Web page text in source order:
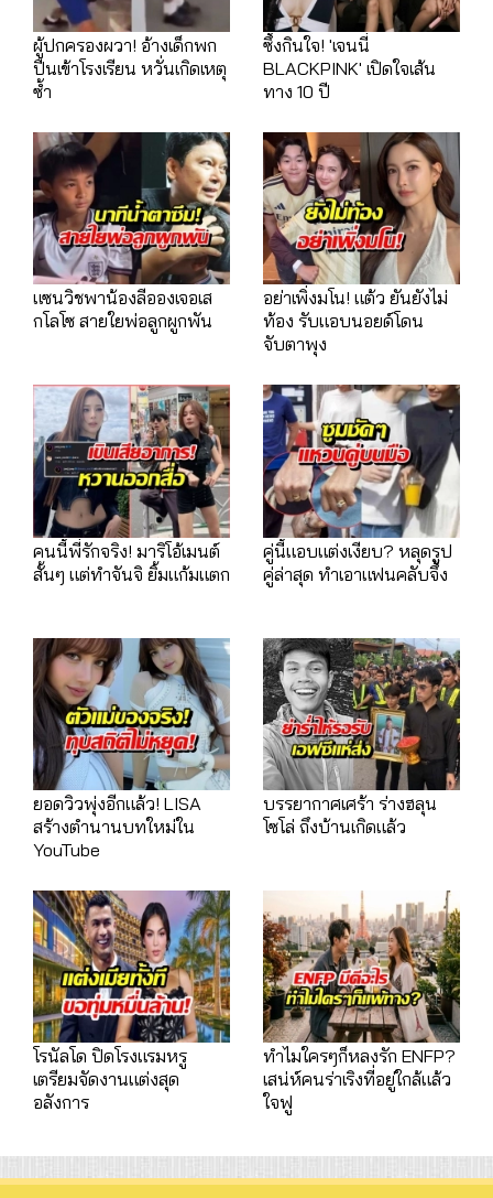
ผู้ปกครองผวา! อ้างเด็กพก
ปืนเข้าโรงเรียน หวั่นเกิดเหตุ
ซ้ำ
ซึ้งกินใจ! 'เจนนี่
BLACKPINK' เปิดใจเส้น
ทาง 10 ปี
แซนวิชพาน้องลีอองเจอเส
กโลโซ สายใยพ่อลูกผูกพัน
อย่าเพิ่งมโน! แต้ว ยันยังไม่
ท้อง รับแอบนอยด์โดน
จับตาพุง
คนนี้พี่รักจริง! มาริโอ้เมนต์
สั้นๆ แต่ทำจันจิ ยิ้มแก้มแตก
คู่นี้แอบแต่งเงียบ? หลุดรูป
คู่ล่าสุด ทำเอาแฟนคลับจึ้ง
ยอดวิวพุ่งอีกแล้ว! LISA
สร้างตำนานบทใหม่ใน
YouTube
บรรยากาศเศร้า ร่างฮลุน
โซโล่ ถึงบ้านเกิดแล้ว
โรนัลโด ปิดโรงแรมหรู
เตรียมจัดงานแต่งสุด
อลังการ
ทำไมใครๆก็หลงรัก ENFP?
เสน่ห์คนร่าเริงที่อยู่ใกล้แล้ว
ใจฟู